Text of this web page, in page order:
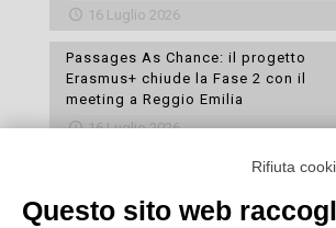
16 Luglio 2026
Passages As Chance: il progetto
Erasmus+ chiude la Fase 2 con il
meeting a Reggio Emilia
16 Luglio 2026
Esami di laboratorio preventivi
cura della propria salute
Rifiuta
Questo sito web